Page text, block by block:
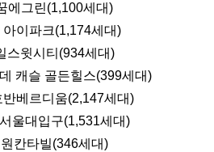
에그린(1,100세대)
아이파크(1,174세대)
스윗시티(934세대)
캐슬 골든힐스(399세대)
반베르디움(2,147세대)
울대입구(1,531세대)
칸타빌(346세대)